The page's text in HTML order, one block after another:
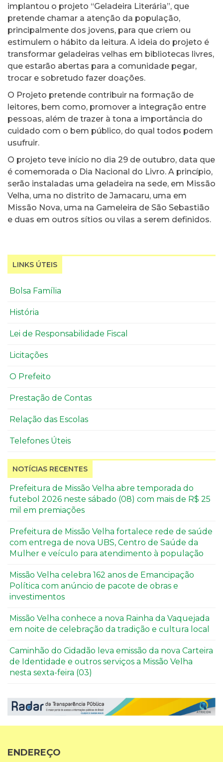
implantou o projeto “Geladeira Literária”, que
pretende chamar a atenção da população,
principalmente dos jovens, para que criem ou
estimulem o hábito da leitura. A ideia do projeto é
transformar geladeiras velhas em bibliotecas livres,
que estarão abertas para a comunidade pegar,
trocar e sobretudo fazer doações.
O Projeto pretende contribuir na formação de
leitores, bem como, promover a integração entre
pessoas, além de trazer à tona a importância do
cuidado com o bem público, do qual todos podem
usufruir.
O projeto teve início no dia 29 de outubro, data que
é comemorada o Dia Nacional do Livro. A princípio,
serão instaladas uma geladeira na sede, em Missão
Velha, uma no distrito de Jamacaru, uma em
Missão Nova, uma na Gameleira de São Sebastião
e duas em outros sítios ou vilas a serem definidos.
LINKS ÚTEIS
Bolsa Família
História
Lei de Responsabilidade Fiscal
Licitações
O Prefeito
Prestação de Contas
Relação das Escolas
Telefones Úteis
NOTÍCIAS RECENTES
Prefeitura de Missão Velha abre temporada do
futebol 2026 neste sábado (08) com mais de R$ 25
mil em premiações
Prefeitura de Missão Velha fortalece rede de saúde
com entrega de nova UBS, Centro de Saúde da
Mulher e veículo para atendimento à população
Missão Velha celebra 162 anos de Emancipação
Política com anúncio de pacote de obras e
investimentos
Missão Velha conhece a nova Rainha da Vaquejada
em noite de celebração da tradição e cultura local
Caminhão do Cidadão leva emissão da nova Carteira
de Identidade e outros serviços a Missão Velha
nesta sexta-feira (03)
ENDEREÇO